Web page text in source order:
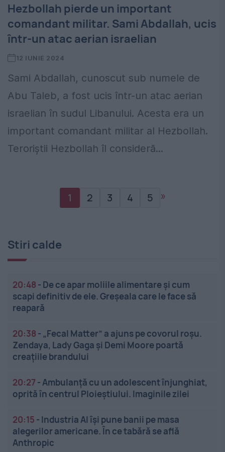
Hezbollah pierde un important
comandant militar. Sami Abdallah, ucis
într-un atac aerian israelian
12 IUNIE 2024
Sami Abdallah, cunoscut sub numele de
Abu Taleb, a fost ucis într-un atac aerian
israelian în sudul Libanului. Acesta era un
important comandant militar al Hezbollah.
Teroriștii Hezbollah îl consideră...
1 2 3 4 5 »
Stiri calde
20:48 - De ce apar moliile alimentare și cum
scapi definitiv de ele. Greșeala care le face să
reapară
20:38 - „Fecal Matter” a ajuns pe covorul roșu.
Zendaya, Lady Gaga și Demi Moore poartă
creațiile brandului
20:27 - Ambulanță cu un adolescent înjunghiat,
oprită în centrul Ploieștiului. Imaginile zilei
20:15 - Industria AI își pune banii pe masa
alegerilor americane. În ce tabără se află
Anthropic